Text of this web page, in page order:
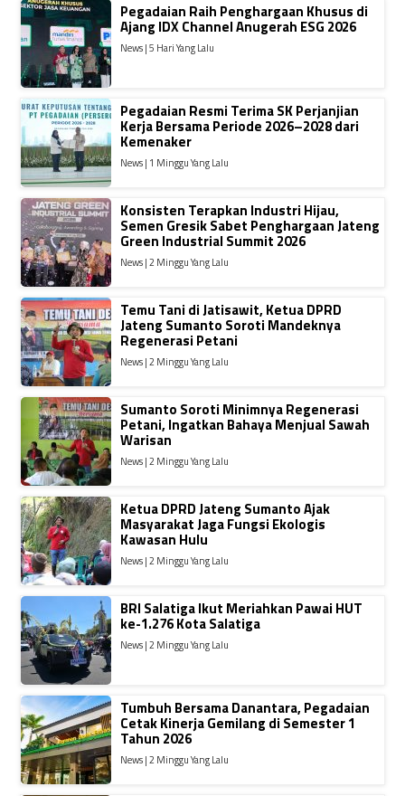
Pegadaian Raih Penghargaan Khusus di
Ajang IDX Channel Anugerah ESG 2026
News | 5 Hari Yang Lalu
Pegadaian Resmi Terima SK Perjanjian
Kerja Bersama Periode 2026–2028 dari
Kemenaker
News | 1 Minggu Yang Lalu
Konsisten Terapkan Industri Hijau,
Semen Gresik Sabet Penghargaan Jateng
Green Industrial Summit 2026
News | 2 Minggu Yang Lalu
Temu Tani di Jatisawit, Ketua DPRD
Jateng Sumanto Soroti Mandeknya
Regenerasi Petani
News | 2 Minggu Yang Lalu
Sumanto Soroti Minimnya Regenerasi
Petani, Ingatkan Bahaya Menjual Sawah
Warisan
News | 2 Minggu Yang Lalu
Ketua DPRD Jateng Sumanto Ajak
Masyarakat Jaga Fungsi Ekologis
Kawasan Hulu
News | 2 Minggu Yang Lalu
BRI Salatiga Ikut Meriahkan Pawai HUT
ke-1.276 Kota Salatiga
News | 2 Minggu Yang Lalu
Tumbuh Bersama Danantara, Pegadaian
Cetak Kinerja Gemilang di Semester 1
Tahun 2026
News | 2 Minggu Yang Lalu